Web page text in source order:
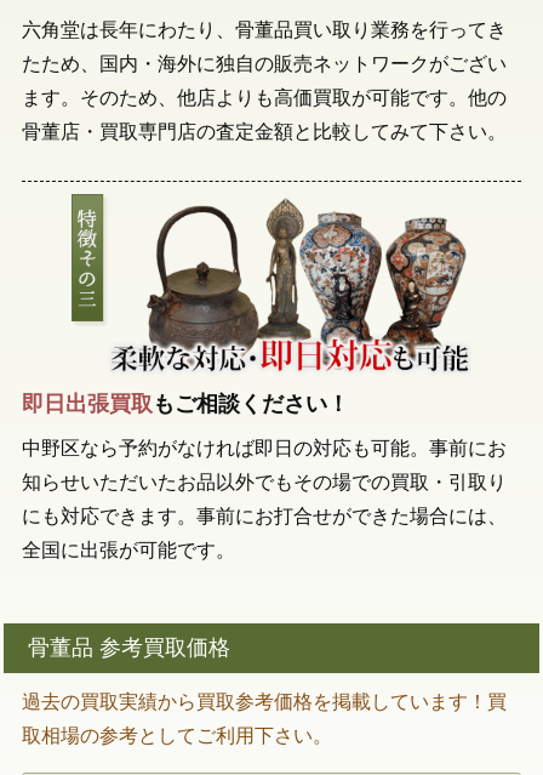
六角堂は長年にわたり、骨董品買い取り業務を行ってき
たため、国内・海外に独自の販売ネットワークがござい
ます。そのため、他店よりも高価買取が可能です。他の
骨董店・買取専門店の査定金額と比較してみて下さい。
即日出張買取 もご相談ください！
中野区なら予約がなければ即日の対応も可能。事前にお
知らせいただいたお品以外でもその場での買取・引取り
にも対応できます。事前にお打合せができた場合には、
全国に出張が可能です。
骨董品 参考買取価格
過去の買取実績から買取参考価格を掲載しています！買
取相場の参考としてご利用下さい。